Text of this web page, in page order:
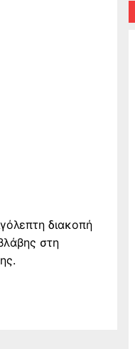
διακοπή
στη